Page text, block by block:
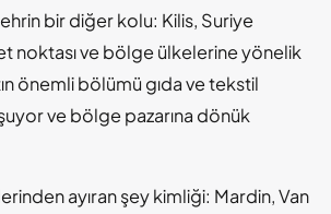
bir diğer kolu: Kilis, Suriye
noktası ve bölge ülkelerine yönelik
önemli bölümü gıda ve tekstil
ve bölge pazarına dönük
ayıran şey kimliği: Mardin, Van